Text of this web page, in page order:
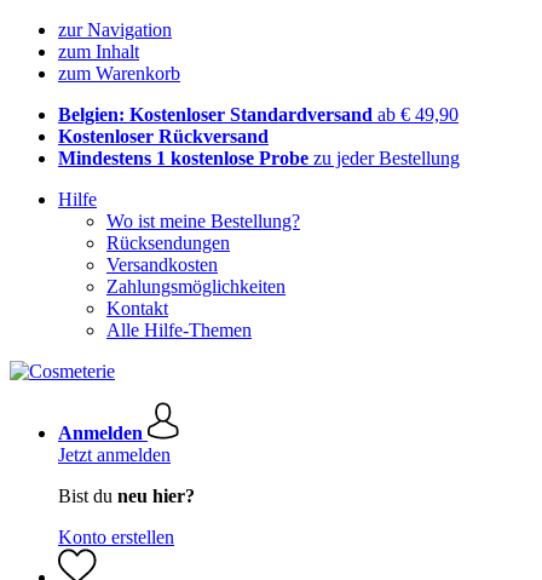
zur Navigation
zum Inhalt
zum Warenkorb
Belgien: Kostenloser Standardversand ab € 49,90
Kostenloser Rückversand
Mindestens 1 kostenlose Probe zu jeder Bestellung
Hilfe
Wo ist meine Bestellung?
Rücksendungen
Versandkosten
Zahlungsmöglichkeiten
Kontakt
Alle Hilfe-Themen
Anmelden
Jetzt anmelden
Bist du neu hier?
Konto erstellen